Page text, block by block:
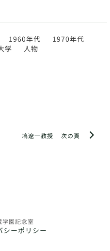
1960年代
1970年代
学 人物
次の頁
塙遼一教授
園記念室
シーポリシー